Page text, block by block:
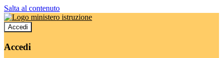
Salta al contenuto
Accedi
Accedi